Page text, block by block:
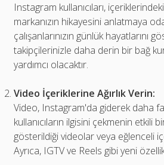
Instagram kullanıcıları,
markanızın hikayesini anlatmaya
çalışanlarınızın günlük
takipçilerinizle daha derin bir bağ
yardımcı olacaktır.
Video İçeriklerine Ağırlık Verin:
Video, Instagram'da giderek daha
kullanıcıların ilgisini çekmenin etkili
gösterildiği videolar veya eğlenceli
Ayrıca, IGTV ve Reels gibi yeni